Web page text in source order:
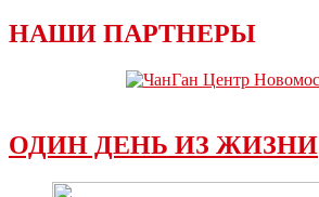
НАШИ ПАРТНЕРЫ
ОДИН ДЕНЬ ИЗ ЖИЗНИ